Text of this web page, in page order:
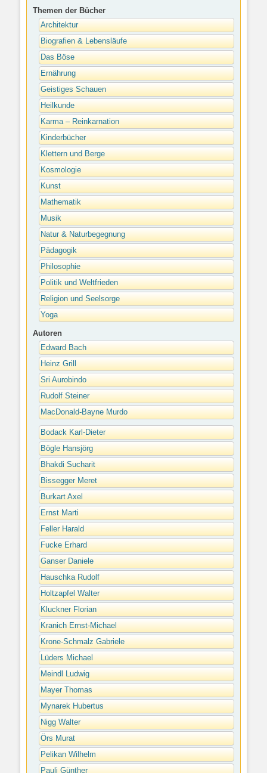
Themen der Bücher
Architektur
Biografien & Lebensläufe
Das Böse
Ernährung
Geistiges Schauen
Heilkunde
Karma – Reinkarnation
Kinderbücher
Klettern und Berge
Kosmologie
Kunst
Mathematik
Musik
Natur & Naturbegegnung
Pädagogik
Philosophie
Politik und Weltfrieden
Religion und Seelsorge
Yoga
Autoren
Edward Bach
Heinz Grill
Sri Aurobindo
Rudolf Steiner
MacDonald-Bayne Murdo
Bodack Karl-Dieter
Bögle Hansjörg
Bhakdi Sucharit
Bissegger Meret
Burkart Axel
Ernst Marti
Feller Harald
Fucke Erhard
Ganser Daniele
Hauschka Rudolf
Holtzapfel Walter
Kluckner Florian
Kranich Ernst-Michael
Krone-Schmalz Gabriele
Lüders Michael
Meindl Ludwig
Mayer Thomas
Mynarek Hubertus
Nigg Walter
Örs Murat
Pelikan Wilhelm
Pauli Günther